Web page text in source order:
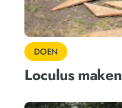
DOEN
Loculus maken